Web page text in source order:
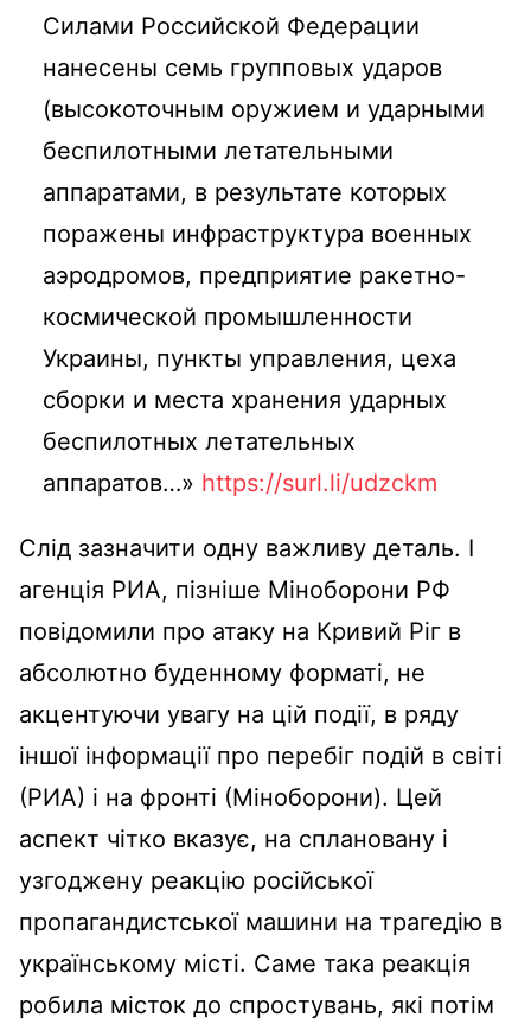
Силами Российской Федерации
нанесены семь групповых ударов
(высокоточным оружием и ударными
беспилотными летательными
аппаратами, в результате которых
поражены инфраструктура военных
аэродромов, предприятие ракетно-
космической промышленности
Украины, пункты управления, цеха
сборки и места хранения ударных
беспилотных летательных
аппаратов…» https://surl.li/udzckm
Слід зазначити одну важливу деталь. І
агенція РИА, пізніше Міноборони РФ
повідомили про атаку на Кривий Ріг в
абсолютно буденному форматі, не
акцентуючи увагу на цій події, в ряду
іншої інформації про перебіг подій в світі
(РИА) і на фронті (Міноборони). Цей
аспект чітко вказує, на сплановану і
узгоджену реакцію російської
пропагандистської машини на трагедію в
українському місті. Саме така реакція
робила місток до спростувань, які потім